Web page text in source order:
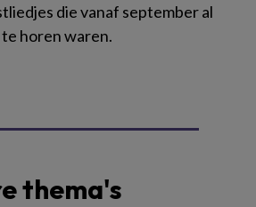
die vanaf september al
horen waren.
thema's